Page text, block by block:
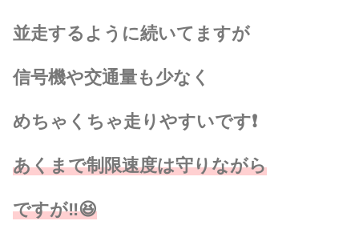
並走するように続いてますが
信号機や交通量も少なく
めちゃくちゃ走りやすいです❗
あくまで制限速度は守りながら
ですが‼️😆